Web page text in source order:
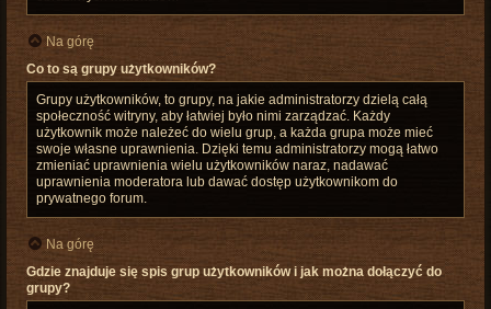
Na górę
Co to są grupy użytkowników?
Grupy użytkowników, to grupy, na jakie administratorzy dzielą całą
społeczność witryny, aby łatwiej było nimi zarządzać. Każdy
użytkownik może należeć do wielu grup, a każda grupa może mieć
swoje własne uprawnienia. Dzięki temu administratorzy mogą łatwo
zmieniać uprawnienia wielu użytkowników naraz, nadawać
uprawnienia moderatora lub dawać dostęp użytkownikom do
prywatnego forum.
Na górę
Gdzie znajduje się spis grup użytkowników i jak można dołączyć do
grupy?